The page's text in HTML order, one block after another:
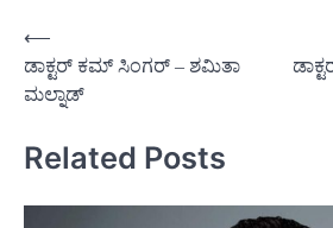
Post
navigation
⟵
ಡಾಕ್ಟರ್ ಕಮ್ ಸಿಂಗರ್ – ಶಮಿತಾ
ಮಲ್ನಾಡ್
Related Posts